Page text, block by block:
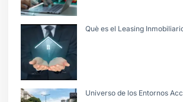
Què es el Leasing
Universo de los Entornos